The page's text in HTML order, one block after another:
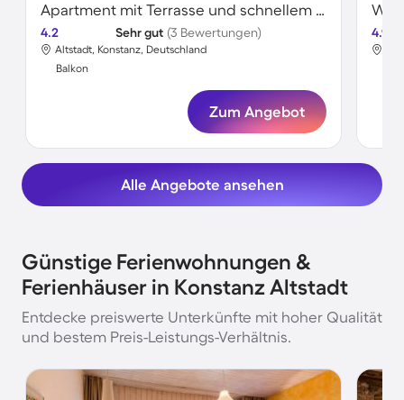
Apartment mit Terrasse und schnellem Internet | Naturblick
4.2 Sehr gut (3 Bewertungen)
Altstadt, Konstanz, Deutschland
Balkon
Zum Angebot
4.9
Alle Angebote ansehen
Günstige Ferienwohnungen &
Ferienhäuser in Konstanz Altstadt
Entdecke preiswerte Unterkünfte mit hoher Qualität
und bestem Preis-Leistungs-Verhältnis.